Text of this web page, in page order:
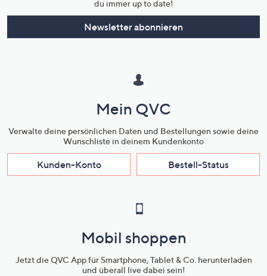
du immer up to date!
Newsletter abonnieren
Mein QVC
Verwalte deine persönlichen Daten und Bestellungen sowie deine
Wunschliste in deinem Kundenkonto
Kunden-Konto Bestell-Status
Mobil shoppen
Jetzt die QVC App für Smartphone, Tablet & Co. herunterladen
und überall live dabei sein!